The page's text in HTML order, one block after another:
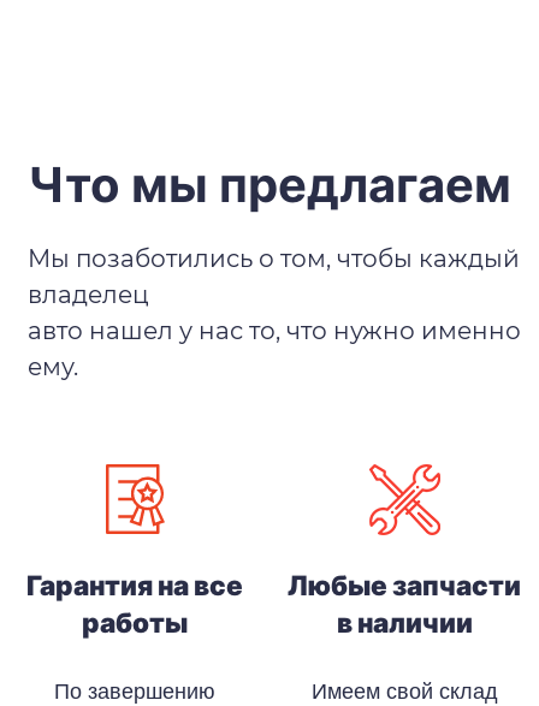
Что мы предлагаем
Мы позаботились о том, чтобы каждый
владелец
авто нашел у нас то, что нужно именно
ему.
Гарантия на все
работы
По завершению
Любые запчасти
в наличии
Имеем свой склад